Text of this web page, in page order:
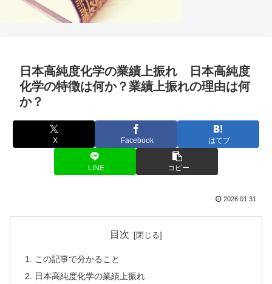
日本高純度化学の業績上振れ 日本高純度
化学の特徴は何か？業績上振れの理由は何
か？
X Facebook はてブ
LINE コピー
2026.01.31
目次
この記事で分かること
日本高純度化学の業績上振れ